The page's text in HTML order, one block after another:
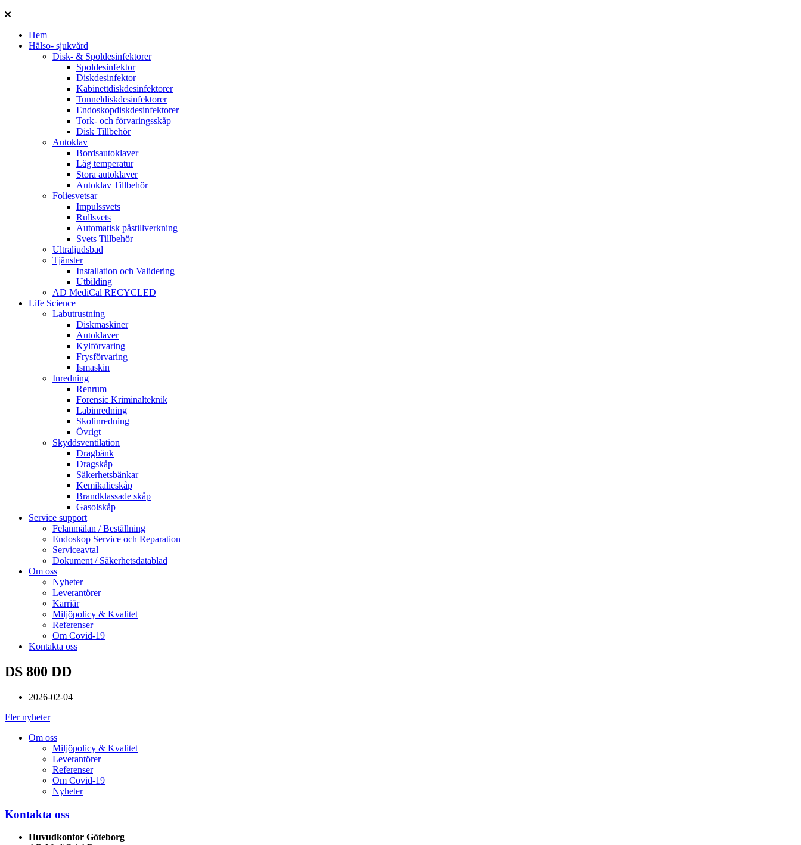
Hem
Hälso- sjukvård
Disk- & Spoldesinfektorer
Spoldesinfektor
Diskdesinfektor
Kabinettdiskdesinfektorer
Tunneldiskdesinfektorer
Endoskopdiskdesinfektorer
Tork- och förvaringsskåp
Disk Tillbehör
Autoklav
Bordsautoklaver
Låg temperatur
Stora autoklaver
Autoklav Tillbehör
Foliesvetsar
Impulssvets
Rullsvets
Automatisk påstillverkning
Svets Tillbehör
Ultraljudsbad
Tjänster
Installation och Validering
Utbilding
AD MediCal RECYCLED
Life Science
Labutrustning
Diskmaskiner
Autoklaver
Kylförvaring
Frysförvaring
Ismaskin
Inredning
Renrum
Forensic Kriminalteknik
Labinredning
Skolinredning
Övrigt
Skyddsventilation
Dragbänk
Dragskåp
Säkerhetsbänkar
Kemikalieskåp
Brandklassade skåp
Gasolskåp
Service support
Felanmälan / Beställning
Endoskop Service och Reparation
Serviceavtal
Dokument / Säkerhetsdatablad
Om oss
Nyheter
Leverantörer
Karriär
Miljöpolicy & Kvalitet
Referenser
Om Covid-19
Kontakta oss
DS 800 DD
2026-02-04
Fler nyheter
Om oss
Miljöpolicy & Kvalitet
Leverantörer
Referenser
Om Covid-19
Nyheter
Kontakta oss
Huvudkontor Göteborg